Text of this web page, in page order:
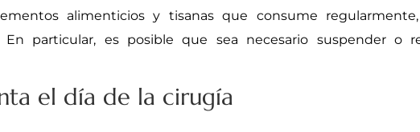
alimenticios y tisanas que consume
particular, es posible que sea necesario suspender o
el día de la cirugía